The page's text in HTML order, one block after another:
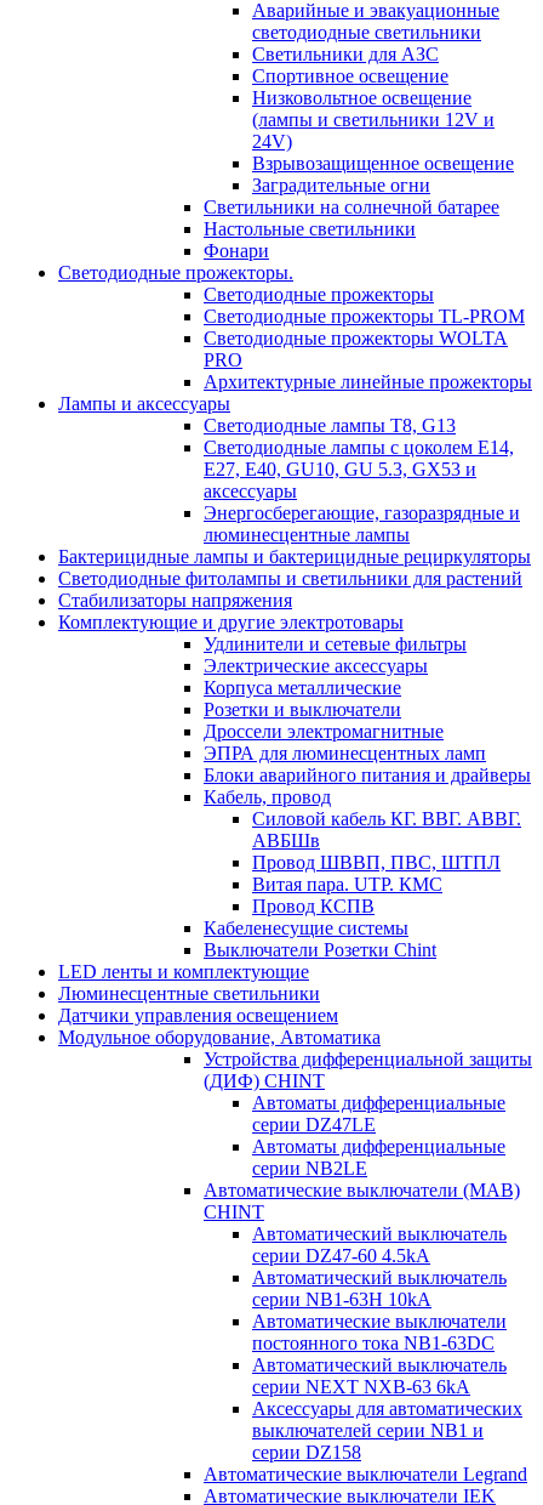
Аварийные и эвакуационные
светодиодные светильники
Светильники для АЗС
Спортивное освещение
Низковольтное освещение
(лампы и светильники 12V и
24V)
Взрывозащищенное освещение
Заградительные огни
Светильники на солнечной батарее
Настольные светильники
Фонари
Светодиодные прожекторы.
Светодиодные прожекторы
Светодиодные прожекторы TL-PROM
Светодиодные прожекторы WOLTA
PRO
Архитектурные линейные прожекторы
Лампы и аксессуары
Светодиодные лампы Т8, G13
Светодиодные лампы с цоколем Е14,
Е27, E40, GU10, GU 5.3, GX53 и
аксессуары
Энергосберегающие, газоразрядные и
люминесцентные лампы
Бактерицидные лампы и бактерицидные рециркуляторы
Светодиодные фитолампы и светильники для растений
Стабилизаторы напряжения
Комплектующие и другие электротовары
Удлинители и сетевые фильтры
Электрические аксессуары
Корпуса металлические
Розетки и выключатели
Дроссели электромагнитные
ЭПРА для люминесцентных ламп
Блоки аварийного питания и драйверы
Кабель, провод
Силовой кабель КГ. ВВГ. АВВГ.
АВБШв
Провод ШВВП, ПВС, ШТПЛ
Витая пара. UTP. КМС
Провод КСПВ
Кабеленесущие системы
Выключатели Розетки Chint
LED ленты и комплектующие
Люминесцентные светильники
Датчики управления освещением
Модульное оборудование, Автоматика
Устройства дифференциальной защиты
(ДИФ) CHINT
Автоматы дифференциальные
серии DZ47LE
Автоматы дифференциальные
серии NB2LE
Автоматические выключатели (МАВ)
CHINT
Автоматический выключатель
серии DZ47-60 4.5kA
Автоматический выключатель
серии NB1-63H 10kA
Автоматические выключатели
постоянного тока NB1-63DC
Автоматический выключатель
серии NEXT NXB-63 6kA
Аксессуары для автоматических
выключателей серии NB1 и
серии DZ158
Автоматические выключатели Legrand
Автоматические выключатели IEK